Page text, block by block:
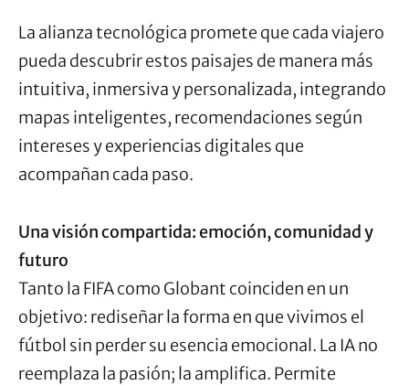
La alianza tecnológica promete que cada viajero
pueda descubrir estos paisajes de manera más
intuitiva, inmersiva y personalizada, integrando
mapas inteligentes, recomendaciones según
intereses y experiencias digitales que
acompañan cada paso.
Una visión compartida: emoción, comunidad y
futuro
Tanto la FIFA como Globant coinciden en un
objetivo: rediseñar la forma en que vivimos el
fútbol sin perder su esencia emocional. La IA no
reemplaza la pasión; la amplifica. Permite